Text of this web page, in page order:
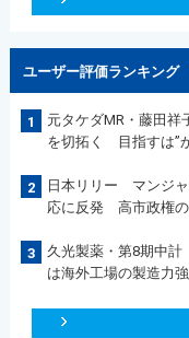
ユーザー評価ランキング
1
元タケダMR・藤田
を切拓く 目指すは”
2
日本リリー マンジ
応に反発 高市政権
3
久光製薬・第8期中
は海外工場の製造力